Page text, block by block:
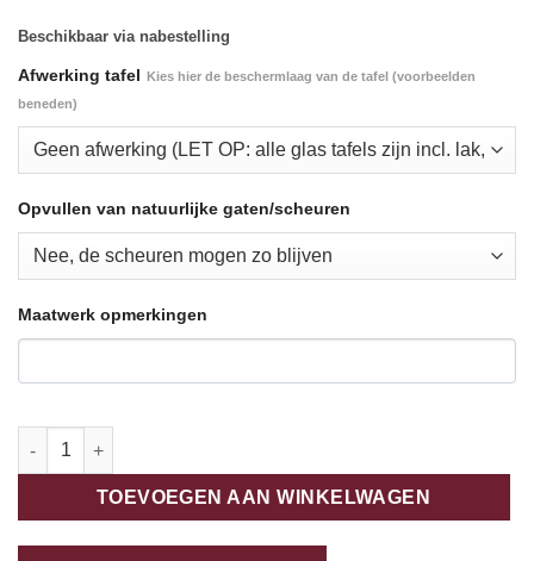
Beschikbaar via nabestelling
Afwerking tafel Kies hier de beschermlaag van de tafel (voorbeelden
beneden)
Opvullen van natuurlijke gaten/scheuren
Maatwerk opmerkingen
Boomstam bureau 160cm aantal
TOEVOEGEN AAN WINKELWAGEN